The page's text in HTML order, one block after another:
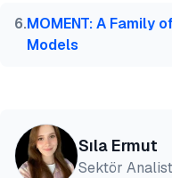
6.MOMENT: A Family
Models
Sıla Ermut
Sektör